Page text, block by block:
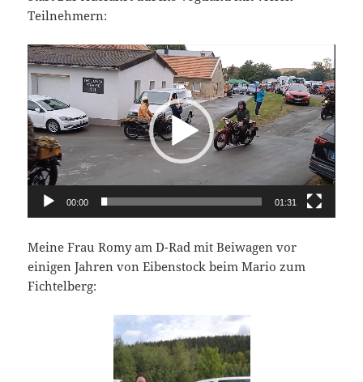
Teilnehmern:
Video-
Player
00:00 01:31
Meine Frau Romy am D-Rad mit Beiwagen vor
einigen Jahren von Eibenstock beim Mario zum
Fichtelberg: